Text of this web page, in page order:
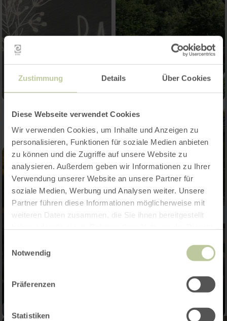
Zustimmung Details Über Cookies
Diese Webseite verwendet Cookies
Wir verwenden Cookies, um Inhalte und Anzeigen zu
personalisieren, Funktionen für soziale Medien anbieten
zu können und die Zugriffe auf unsere Website zu
analysieren. Außerdem geben wir Informationen zu Ihrer
Verwendung unserer Website an unsere Partner für
soziale Medien, Werbung und Analysen weiter. Unsere
Partner führen diese Informationen möglicherweise mit
weiteren Daten zusammen, die Sie ihnen bereitgestellt
Notwendig
Präferenzen
Statistiken